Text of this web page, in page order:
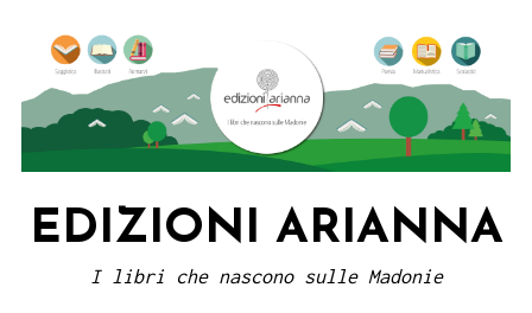
content
EDIZIONI ARIANNA
I libri che nascono sulle Madonie